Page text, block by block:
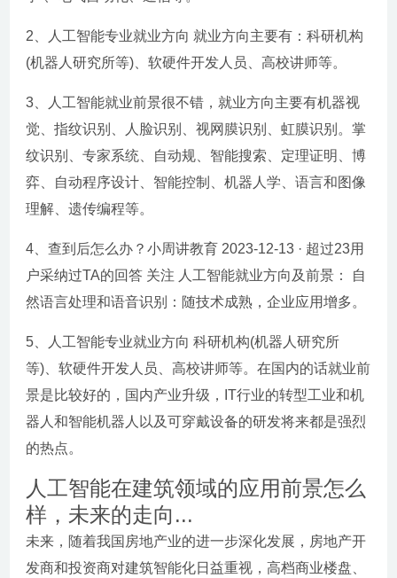
2、人工智能专业就业方向 就业方向主要有：科研机构
(机器人研究所等)、软硬件开发人员、高校讲师等。
3、人工智能就业前景很不错，就业方向主要有机器视
觉、指纹识别、人脸识别、视网膜识别、虹膜识别。掌
纹识别、专家系统、自动规、智能搜索、定理证明、博
弈、自动程序设计、智能控制、机器人学、语言和图像
理解、遗传编程等。
4、查到后怎么办？小周讲教育 2023-12-13 · 超过23用
户采纳过TA的回答 关注 人工智能就业方向及前景： 自
然语言处理和语音识别：随技术成熟，企业应用增多。
5、人工智能专业就业方向 科研机构(机器人研究所
等)、软硬件开发人员、高校讲师等。在国内的话就业前
景是比较好的，国内产业升级，IT行业的转型工业和机
器人和智能机器人以及可穿戴设备的研发将来都是强烈
的热点。
人工智能在建筑领域的应用前景怎么
样，未来的走向...
未来，随着我国房地产业的进一步深化发展，房地产开
发商和投资商对建筑智能化日益重视，高档商业楼盘、